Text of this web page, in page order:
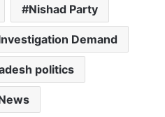
Nishad Party
Demand
politics
को लेकर रेल मंत्री का बड़ा दावा,